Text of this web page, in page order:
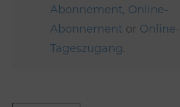
Abonnement, Online-
Abonnement or Online-
Tageszugang.